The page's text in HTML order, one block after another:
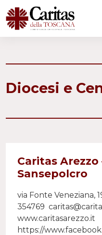
Diocesi e
Caritas Arezzo
Sansepolcro
via Fonte Veneziana,
354769
www.caritasarezzo.it
https://